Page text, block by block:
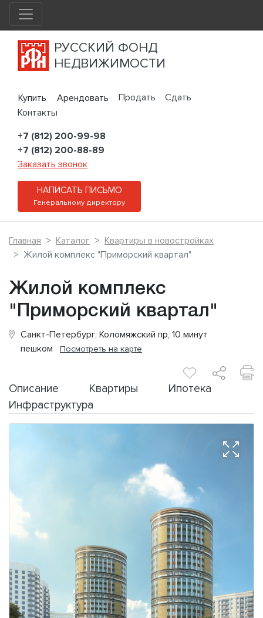
РУССКИЙ ФОНД
НЕДВИЖИМОСТИ
Купить Арендовать Продать
Сдать
Контакты
+7 (812) 200-99-98
+7 (812) 200-88-89
Заказать звонок
НАПИСАТЬ ПИСЬМО
Генеральному директору
Главная Каталог
Квартиры в новостройках
Жилой комплекс "Приморский квартал"
Жилой комплекс
"Приморский квартал"
Санкт-Петербург, Коломяжский пр, 10 минут
пешком Посмотреть на карте
Описание Квартиры
Ипотека
Инфраструктура